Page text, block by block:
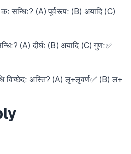
सन्धिः? (A) पूर्वरूपः (B) अयादि (C)
(A) दीर्घः (B) अयादि (C) गुणः✅
विच्छेदः अस्ति? (A) लृ+लृवर्ण✅ (B) ल+